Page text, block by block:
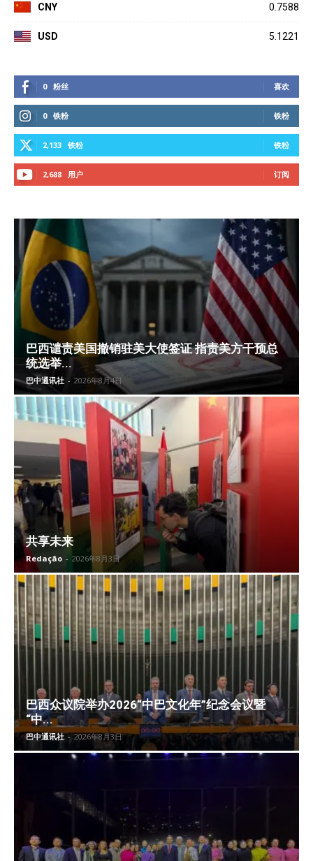
CNY 0.7588
USD 5.1221
0 粉丝 喜欢
0 铁粉 铁粉
2,133 铁粉 铁粉
2,688 用户 订阅
巴西谴责美国撤销驻美大使签证 指责美方干预总
统选举...
巴中通讯社 - 2026年8月4日
共享未来
Redação - 2026年8月3日
巴西众议院举办2026“中巴文化年”纪念会议暨
“中...
巴中通讯社 - 2026年8月3日